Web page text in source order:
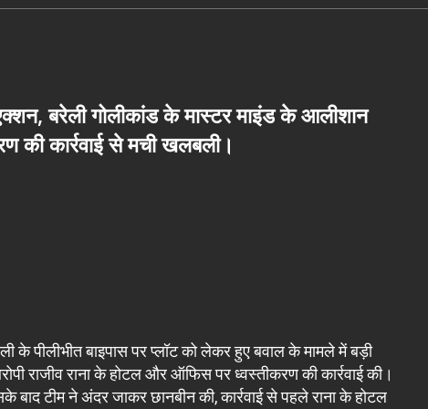
बरेली गोलीकांड के मास्टर माइंड के आलीशान
कार्रवाई से मची खलबली।
के पीलीभीत बाइपास पर प्लॉट को लेकर हुए बवाल के मामले में बड़ी
राजीव राना के होटल और ऑफिस पर ध्वस्तीकरण की कार्रवाई की।
टीम ने अंदर जाकर छानबीन की, कार्रवाई से पहले राना के होटल